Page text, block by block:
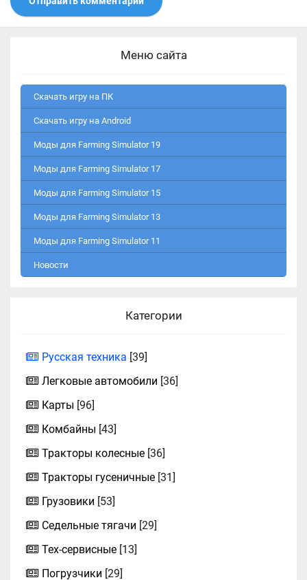
Меню сайта
Скачать игру на ПК
Скачать игру на Android
Моды для Farming Simulator 19
Моды для Farming Simulator 17
Моды для Farming Simulator 15
Моды для Farming Simulator 13
Моды для Farming Simulator 11
Новости
Категории
Русская техника [39]
Легковые автомобили [36]
Карты [96]
Комбайны [43]
Тракторы колесные [36]
Тракторы гусеничные [31]
Грузовики [53]
Седельные тягачи [29]
Тех-сервисные [13]
Погрузчики [29]